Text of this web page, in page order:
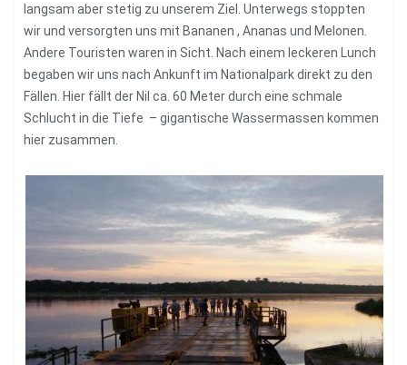
langsam aber stetig zu unserem Ziel. Unterwegs stoppten
wir und versorgten uns mit Bananen , Ananas und Melonen.
Andere Touristen waren in Sicht. Nach einem leckeren Lunch
begaben wir uns nach Ankunft im Nationalpark direkt zu den
Fällen. Hier fällt der Nil ca. 60 Meter durch eine schmale
Schlucht in die Tiefe – gigantische Wassermassen kommen
hier zusammen.